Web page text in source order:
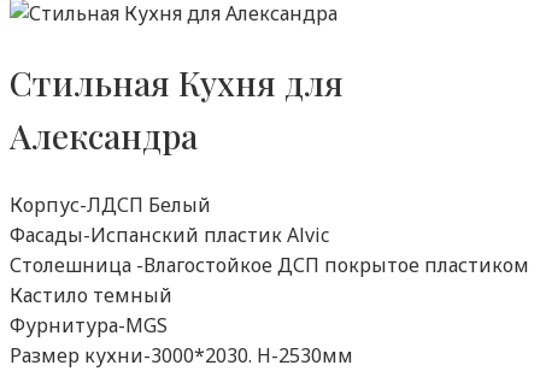
Стильная Кухня для
Александра
Корпус-ЛДСП Белый
Фасады-Испанский пластик Alvic
Столешница -Влагостойкое ДСП покрытое пластиком
Кастило темный
Фурнитура-MGS
Размер кухни-3000*2030. H-2530мм